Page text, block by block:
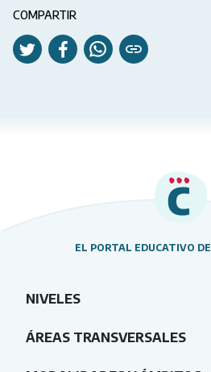
COMPARTIR
EL PORTAL EDUCATIVO
NIVELES
ÁREAS TRANSVERSALES